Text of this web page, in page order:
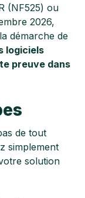
(NF525) ou
2026,
démarche de
logiciels
preuve dans
de tout
simplement
solution